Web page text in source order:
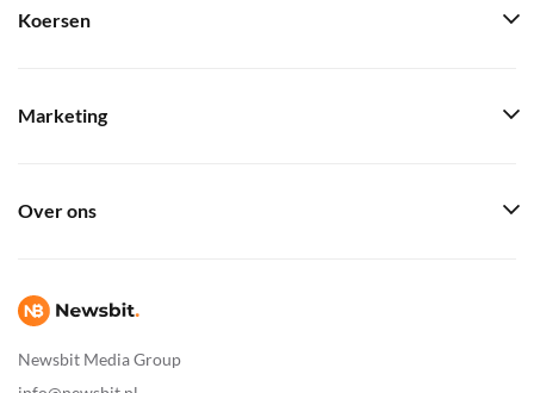
Newsbit Media Group
Koersen
Marketing
Over ons